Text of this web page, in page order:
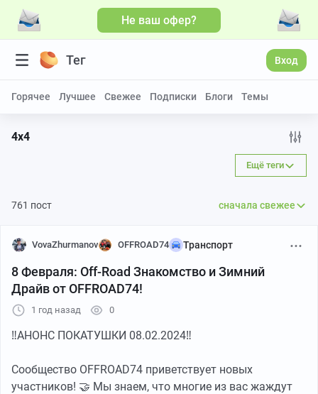
Не ваш офер?
Тег Вход
Горячее Лучшее Свежее Подписки Блоги Темы
4х4
Ещё теги
761 пост сначала свежее
VovaZhurmanov OFFROAD74 Транспорт
8 Февраля: Off-Road Знакомство и Зимний
Драйв от OFFROAD74!
1 год назад 0
‼АНОНС ПОКАТУШКИ 08.02.2024‼
Сообщество OFFROAD74 приветствует новых
участников! 🤝 Мы знаем, что многие из вас жаждут
Больше видео